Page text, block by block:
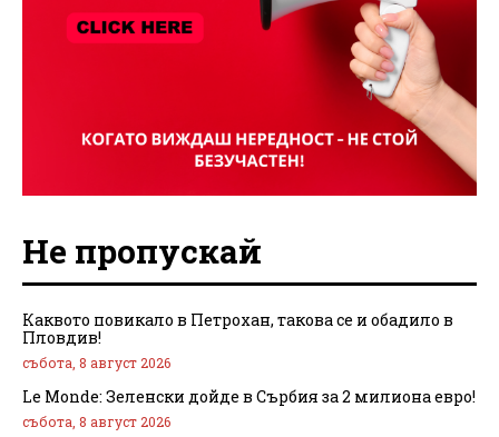
Не пропускай
Каквото повикало в Петрохан, такова се и обадило в
Пловдив!
събота, 8 август 2026
Le Monde: Зеленски дойде в Сърбия за 2 милиона евро!
събота, 8 август 2026